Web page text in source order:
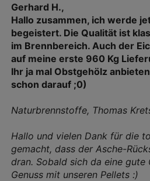
Gerhard H.,
Hallo zusammen, ich werde
begeistert. Die Qualität ist
im Brennbereich. Auch der
auf meine erste 960 Kg
Ihr ja mal Obstgehölz
schon darauf ;0)
Naturbrennstoffe, Thomas
Hallo und vielen Dank für die
gemacht, dass der Asche-
dran. Sobald sich da eine
Genuss mit unseren Pellets :)